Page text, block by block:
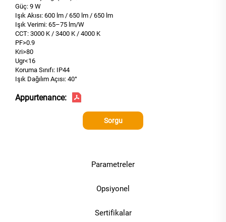
Güç: 9 W
Işık Akısı: 600 lm / 650 lm / 650 lm
Işık Verimi: 65–75 lm/W
CCT: 3000 K / 3400 K / 4000 K
PF>0.9
Kri>80
Ugr<16
Koruma Sınıfı: IP44
Işık Dağılım Açısı: 40°
Appurtenance:
Sorgu
Parametreler
Opsiyonel
Sertifikalar